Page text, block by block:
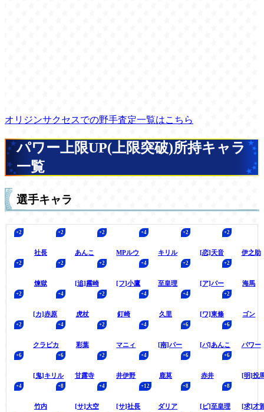
オリジンサクセスでの野手査定一覧はこちら
パワー上限UP(上限突破)所持キャラ
一覧
選手キャラ
社長 あんこ MPルウ キリル [恋]天音 伊之助
煉獄 [追]霧崎 [フ]小鷹 至皇理 [ア]パー 海馬
[カ]赤原 虎杖 釘崎 久里 [ワ]東條 ゴン
クラピカ 彩葉 マニィ [南]パー [バ]あんこ パワー
[鬼]キリル 甘露寺 井伊野 鹿莫 赤井 [明]投
竹内 [サ]大空 [サ]社長 ダリア [ビ]至皇理 [求]才